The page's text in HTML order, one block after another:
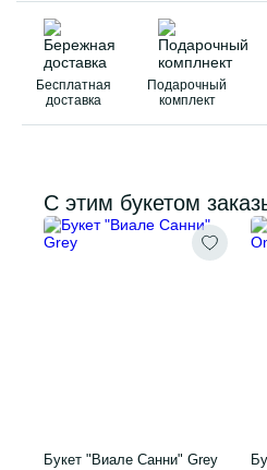
Бесплатная
доставка
Подарочный
комплект
С этим букетом
Букет "Виале Санни" Grey